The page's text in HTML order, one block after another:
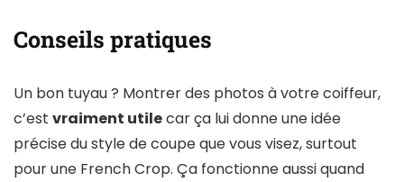
Conseils pratiques
Un bon tuyau ? Montrer des photos à votre coiffeur,
c’est vraiment utilecar ça lui donne une idée
précise du style de coupe que vous visez, surtout
pour une French Crop. Ça fonctionne aussi quand